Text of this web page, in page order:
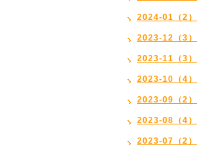
2024-01（2）
2023-12（3）
2023-11（3）
2023-10（4）
2023-09（2）
2023-08（4）
2023-07（2）